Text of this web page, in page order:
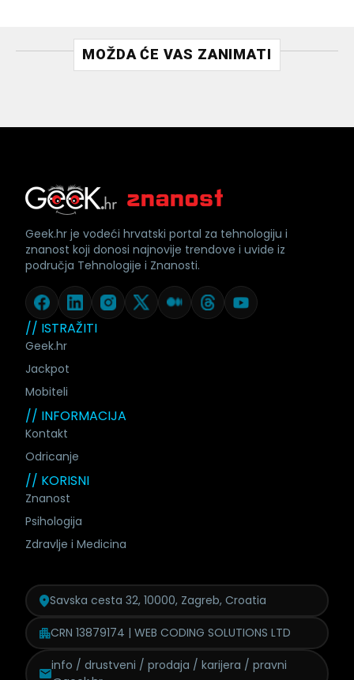
MOŽDA ĆE VAS ZANIMATI
// ISTRAŽITI
Geek.hr
Jackpot
Mobiteli
// INFORMACIJA
Kontakt
Odricanje
// KORISNI
Znanost
Psihologija
Zdravlje i Medicina
Geek.hr je vodeći hrvatski portal za tehnologiju i
znanost koji donosi najnovije trendove i uvide iz
područja Tehnologije i Znanosti.
Savska cesta 32, 10000, Zagreb, Croatia
CRN 13879174 | WEB CODING SOLUTIONS LTD
info / drustveni / prodaja / karijera / pravni